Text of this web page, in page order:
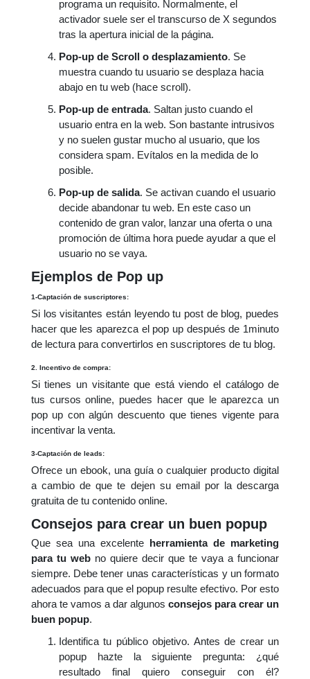
programa un requisito. Normalmente, el
activador suele ser el transcurso de X segundos
tras la apertura inicial de la página.
Pop-up de Scroll o desplazamiento. Se
muestra cuando tu usuario se desplaza hacia
abajo en tu web (hace scroll).
Pop-up de entrada. Saltan justo cuando el
usuario entra en la web. Son bastante intrusivos
y no suelen gustar mucho al usuario, que los
considera spam. Evítalos en la medida de lo
posible.
Pop-up de salida. Se activan cuando el usuario
decide abandonar tu web. En este caso un
contenido de gran valor, lanzar una oferta o una
promoción de última hora puede ayudar a que el
usuario no se vaya.
Ejemplos de Pop up
1-Captación de suscriptores:
Si los visitantes están leyendo tu post de blog, puedes
hacer que les aparezca el pop up después de 1minuto
de lectura para convertirlos en suscriptores de tu blog.
2. Incentivo de compra:
Si tienes un visitante que está viendo el catálogo de
tus cursos online, puedes hacer que le aparezca un
pop up con algún descuento que tienes vigente para
incentivar la venta.
3-Captación de leads:
Ofrece un ebook, una guía o cualquier producto digital
a cambio de que te dejen su email por la descarga
gratuita de tu contenido online.
Consejos para crear un buen popup
Que sea una excelente herramienta de marketing
para tu webno quiere decir que te vaya a funcionar
siempre. Debe tener unas características y un formato
adecuados para que el popup resulte efectivo. Por esto
ahora te vamos a dar algunosconsejos para crear un
buen popup.
Identifica tu público objetivo. Antes de crear un
popup hazte la siguiente pregunta: ¿qué
resultado final quiero conseguir con él?